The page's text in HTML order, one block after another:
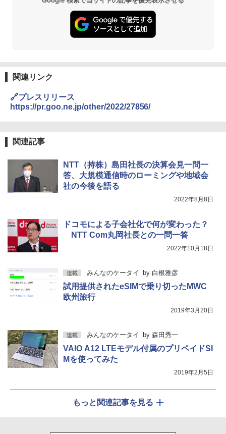
関連リンク
🔗プレスリリース
https://pr.goo.ne.jp/other/2022/27856/
関連記事
NTT（持株）島田社長の決算会見一問一
答、大規模通信時のローミングや地域会
社の今後を語る
2022年8月8日
ドコモによる子会社化で何が変わった？
NTT Com丸岡社長との一問一答
2022年10月18日
連載 みんなのケータイ by 白根雅彦
試用提供されたeSIMで乗り切ったMWC
欧州旅行
2019年3月20日
連載 みんなのケータイ by 森田秀一
VAIO A12 LTEモデル付属のプリペイドSI
Mを使ってみた
2019年2月5日
もっと関連記事を見る